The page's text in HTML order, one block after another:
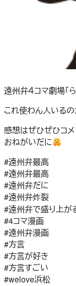
遠州弁４コマ劇場「ら
これ使わん人いる
感想はぜひぜひコメ
おねがいだに
#遠州弁最高
#遠州弁最高
#遠州弁だに
#遠州弁炸裂
#遠州弁で盛り上が
#4コマ漫画
#遠州弁漫画
#方言
#方言が好き
#方言すごい
#welove浜松